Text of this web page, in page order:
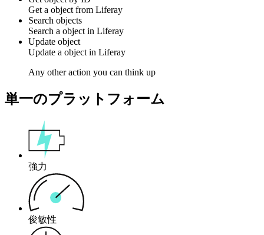
Get a object from Liferay
Search objects
Search a object in Liferay
Update object
Update a object in Liferay
Any other action you can think up
単一のプラットフォーム
強力
俊敏性